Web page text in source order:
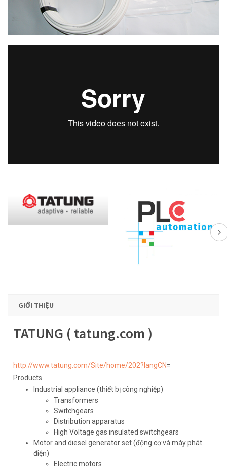
GIỚI THIỆU
TATUNG ( tatung.com )
http://www.tatung.com/Site/home/202?langCN=
Products
Industrial appliance (thiết bị công nghiệp)
Transformers
Switchgears
Distribution apparatus
High Voltage gas insulated switchgears
Motor and diesel generator set (động cơ và máy phát
điện)
Electric motors